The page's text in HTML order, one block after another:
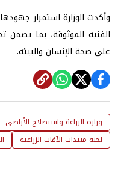
وأكدت الوزارة استمرار
الفنية الموثوقة، بما يضمن
على صحة الإنسان والبيئة.
وزارة الزراعة واستصلاح الأراضي
لجنة مبيدات الآفات الزراعية